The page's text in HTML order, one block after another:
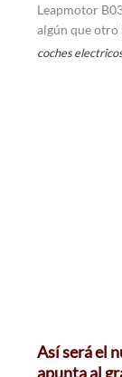
Leapmotor
algún que otro
coches
Así será el
apunta al